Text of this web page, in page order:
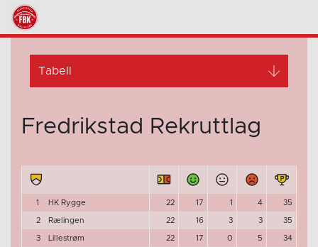
Tabell
Fredrikstad Rekruttlag
1 HK Rygge 22 17 1 4 35
2 Rælingen 22 16 3 3 35
3 Lillestrøm 22 17 0 5 34